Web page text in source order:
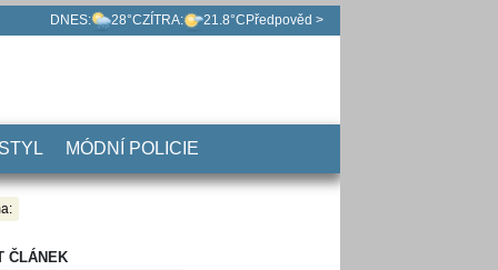
DNES: 28°CZÍTRA: 21.8°C Předpověd >
MÓDNÍ POLICIE
ČLÁNEK